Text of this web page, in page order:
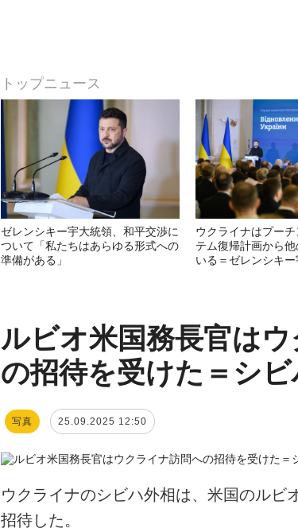
トップニュース
ゼレンシキー宇大統領、和平交渉に
ついて「私たちはあらゆる形式への
準備がある」
ウクライナはプー
テム復帰計画から
いる＝ゼレンシキ
ルビオ米国務長官は
の招待を受けた＝シ
写真 25.09.2025 12:50
ウクライナのシビハ外相は、米国のルビ
招待した。